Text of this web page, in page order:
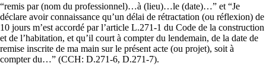
“remis par (nom du professionnel)…à (lieu)…le (date)…” et “Je
déclare avoir connaissance qu’un délai de rétractation (ou réflexion) de
10 jours m’est accordé par l’article L.271-1 du Code de la construction
et de l’habitation, et qu’il court à compter du lendemain, de la date de
remise inscrite de ma main sur le présent acte (ou projet), soit à
compter du…” (CCH: D.271-6, D.271-7).